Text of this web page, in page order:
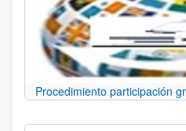
Procedimiento participación